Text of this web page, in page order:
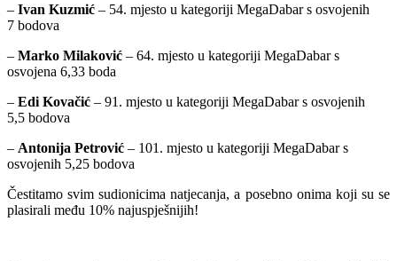
– Ivan Kuzmić – 54. mjesto u kategoriji MegaDabar s osvojenih
7 bodova
– Marko Milaković – 64. mjesto u kategoriji MegaDabar s
osvojena 6,33 boda
– Edi Kovačić – 91. mjesto u kategoriji MegaDabar s osvojenih
5,5 bodova
– Antonija Petrović – 101. mjesto u kategoriji MegaDabar s
osvojenih 5,25 bodova
Čestitamo svim sudionicima natjecanja, a posebno onima koji su se
plasirali među 10% najuspješnijih!